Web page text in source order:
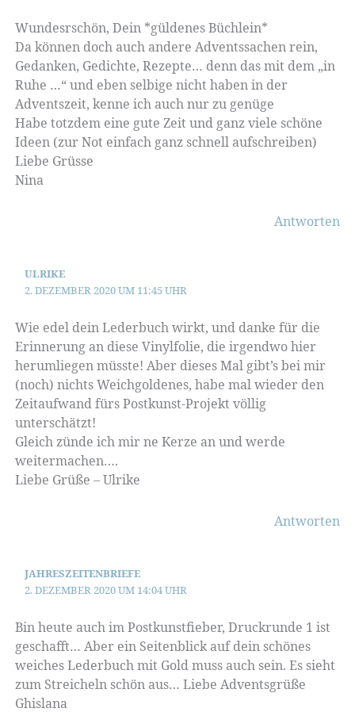
Wundesrschön, Dein *güldenes Büchlein*
Da können doch auch andere Adventssachen rein,
Gedanken, Gedichte, Rezepte… denn das mit dem „in
Ruhe …“ und eben selbige nicht haben in der
Adventszeit, kenne ich auch nur zu genüge
Habe totzdem eine gute Zeit und ganz viele schöne
Ideen (zur Not einfach ganz schnell aufschreiben)
Liebe Grüsse
Nina
Antworten
ULRIKE
2. DEZEMBER 2020 UM 11:45 UHR
Wie edel dein Lederbuch wirkt, und danke für die
Erinnerung an diese Vinylfolie, die irgendwo hier
herumliegen müsste! Aber dieses Mal gibt’s bei mir
(noch) nichts Weichgoldenes, habe mal wieder den
Zeitaufwand fürs Postkunst-Projekt völlig
unterschätzt!
Gleich zünde ich mir ne Kerze an und werde
weitermachen….
Liebe Grüße – Ulrike
Antworten
JAHRESZEITENBRIEFE
2. DEZEMBER 2020 UM 14:04 UHR
Bin heute auch im Postkunstfieber, Druckrunde 1 ist
geschafft… Aber ein Seitenblick auf dein schönes
weiches Lederbuch mit Gold muss auch sein. Es sieht
zum Streicheln schön aus… Liebe Adventsgrüße
Ghislana